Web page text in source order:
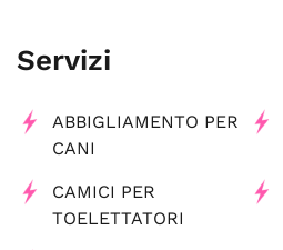
Servizi
ABBIGLIAMENTO PER
CANI
CAMICI PER
TOELETTATORI